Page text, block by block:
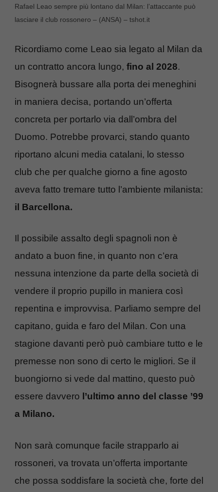
Rafael Leao sempre più lontano dal Milan: l’attaccante può
lasciare il club rossonero – (ANSA) – tshot.it
Ricordiamo come Leao sia legato al Milan da
un contratto ancora lungo, fino al 2028.
Bisognerà bussare alla porta dei meneghini
in maniera decisa, portando un’offerta
concreta per portarlo via dall’ombra del
Duomo. Potrebbe provarci, stando quanto
riportano alcuni media catalani, lo stesso
club che per qualche giorno a fine agosto
aveva fatto tremare tutto l’ambiente milanista:
il Barcellona.
Il possibile assalto degli spagnoli non è
andato a buon fine, in quanto non c’era
nessuna intenzione da parte della società di
vendere il proprio pupillo in maniera così
repentina e improvvisa. Parliamo sempre del
capitano, guida e faro del Milan. Con una
stagione davanti però può cambiare tutto e le
premesse non sono di certo le migliori. Se il
buongiorno si vede dal mattino, questo può
essere davvero l’ultimo anno del classe ’99
a Milano.
Non sarà comunque facile strapparlo ai
rossoneri, va trovata un’offerta importante
che possa soddisfare la società che, forte del